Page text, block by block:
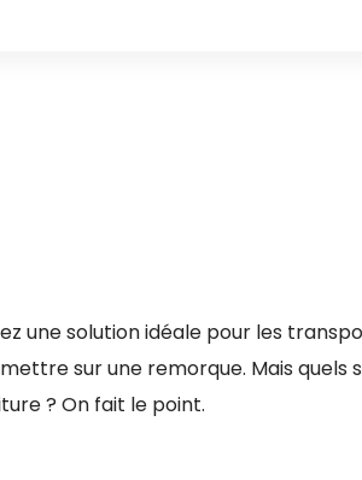
une solution idéale pour les
sur une remorque. Mais quels
? On fait le point.